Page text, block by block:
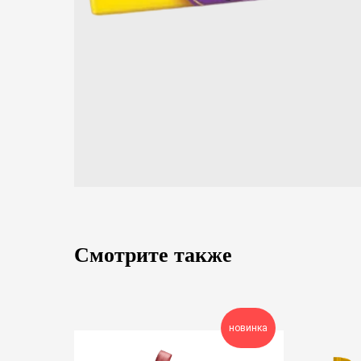
Смотрите также
новинка